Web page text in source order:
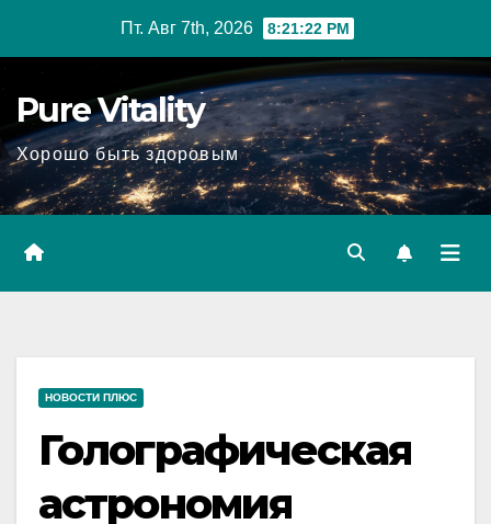
Пт. Авг 7th, 2026 8:21:23 PM
Pure Vitality
Хорошо быть здоровым
НОВОСТИ ПЛЮС
Голографическая
астрономия